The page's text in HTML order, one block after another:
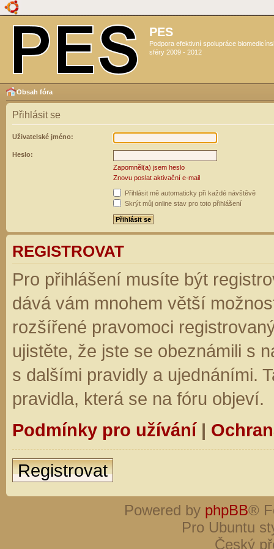
PES
Podpora efektivní spolupráce
sféry 2009 - 2012
Obsah fóra
Přihlásit se
Uživatelské jméno:
Heslo:
Zapomněl(a) jsem heslo
Znovu poslat aktivační e-mail
Přihlásit mě automaticky při každé návštěvě
Skrýt můj online stav pro toto přihlášení
REGISTROVAT
Pro přihlášení musíte být
dává vám mnohem větší
rozšířené pravomoci
ujistěte, že jste se obeznámili s
s dalšími pravidly a ujednáními.
pravidla, která se na fóru objeví.
Podmínky pro užívání|
Registrovat
Powered by phpBB®
Pro Ubuntu
Český